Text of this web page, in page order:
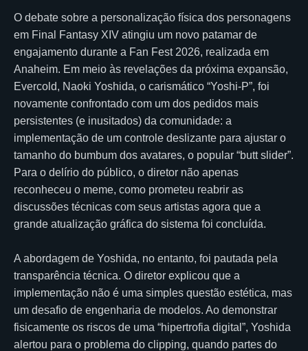
O debate sobre a personalização física dos personagens
em Final Fantasy XIV atingiu um novo patamar de
engajamento durante a Fan Fest 2026, realizada em
Anaheim. Em meio às revelações da próxima expansão,
Evercold, Naoki Yoshida, o carismático “Yoshi-P”, foi
novamente confrontado com um dos pedidos mais
persistentes (e inusitados) da comunidade: a
implementação de um controle deslizante para ajustar o
tamanho do bumbum dos avatares, o popular “butt slider”.
Para o delírio do público, o diretor não apenas
reconheceu o meme, como prometeu reabrir as
discussões técnicas com seus artistas agora que a
grande atualização gráfica do sistema foi concluída.
A abordagem de Yoshida, no entanto, foi pautada pela
transparência técnica. O diretor explicou que a
implementação não é uma simples questão estética, mas
um desafio de engenharia de modelos. Ao demonstrar
fisicamente os riscos de uma “hipertrofia digital”, Yoshida
alertou para o problema do clipping, quando partes do